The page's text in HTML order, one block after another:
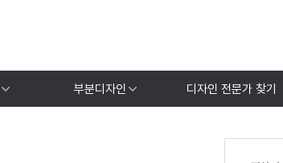
부분디자인 디자인 전문가 찾기